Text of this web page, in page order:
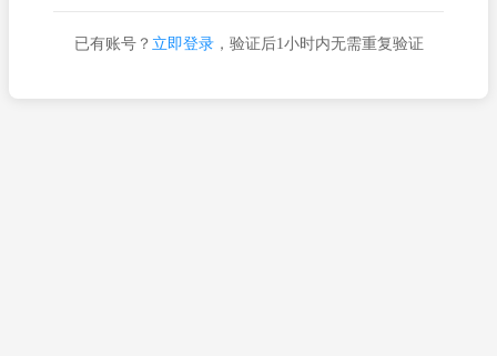
已有账号？ 立即登录，验证后1小时内无需重复验证